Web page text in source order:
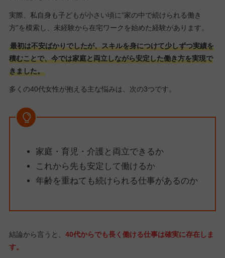
実際、私自身も子どもが小さい頃に“家の中で続けられる働き
方”を模索し、未経験から在宅ワークを始めた経験があります。
最初は不安ばかりでしたが、スキルを身につけて少しずつ実績を
積むことで、今では家庭と両立しながら安定した働き方を実現で
きました。
多くの40代女性が抱える主な悩みは、次の3つです。
家庭・育児・介護と両立できるか
これから先も安定して働けるか
年齢を重ねても続けられる仕事があるのか
結論から言うと、 40代からでも長く働ける仕事は確実に存在しま
す。